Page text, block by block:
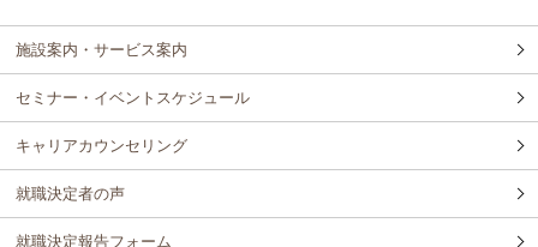
施設案内・サービス案内
セミナー・イベントスケジュール
キャリアカウンセリング
就職決定者の声
就職決定報告フォーム